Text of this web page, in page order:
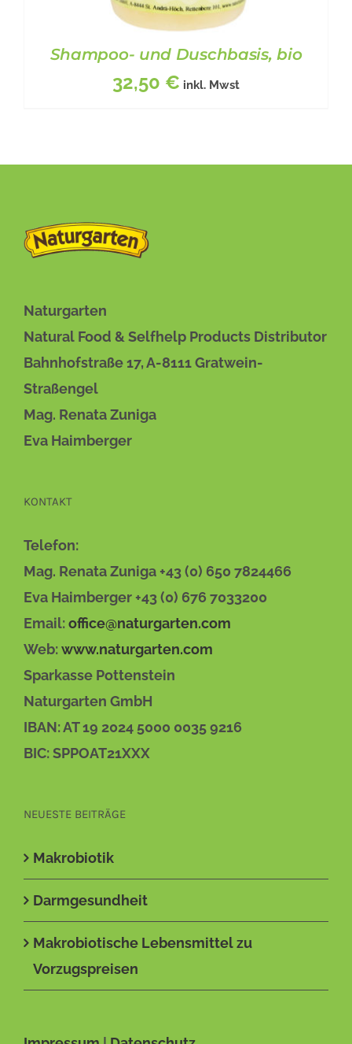
BESCHREIBUNG
Shampoo- und Duschbasis, bio
32,50 € inkl. Mwst
Naturgarten
Natural Food & Selfhelp Products Distributor
Bahnhofstraße 17, A-8111 Gratwein-
Straßengel
Mag. Renata Zuniga
Eva Haimberger
KONTAKT
Telefon:
Mag. Renata Zuniga +43 (0) 650 7824466
Eva Haimberger +43 (0) 676 7033200
Email:office@naturgarten.com
Web:www.naturgarten.com
Sparkasse Pottenstein
Naturgarten GmbH
IBAN: AT 19 2024 5000 0035 9216
BIC: SPPOAT21XXX
NEUESTE BEITRÄGE
Makrobiotik
Darmgesundheit
Makrobiotische Lebensmittel zu
Vorzugspreisen